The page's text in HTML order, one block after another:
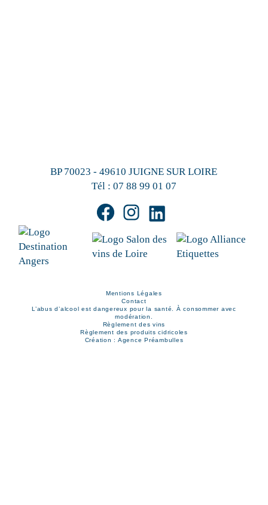
BP 70023 - 49610 JUIGNE SUR LOIRE
Tél : 07 88 99 01 07
Mentions Légales
Contact
L’abus d’alcool est dangereux pour la santé. À consommer avec
modération.
Règlement des vins
Règlement des produits cidricoles
Création : Agence Préambulles